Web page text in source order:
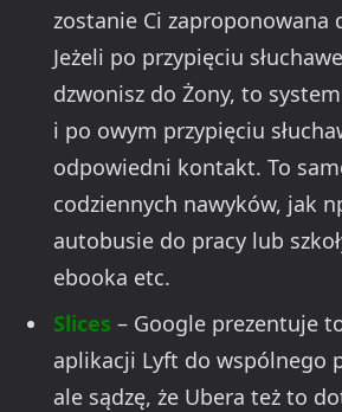
zostanie Ci zaproponowana
Jeżeli po przypięciu
dzwonisz do Żony, to
i po owym przypięciu
odpowiedni kontakt. To
codziennych nawyków, jak
autobusie do pracy lub
ebooka etc.
Slices – Google prezentuje
aplikacji Lyft do wspólnego
ale sądzę, że Ubera też to